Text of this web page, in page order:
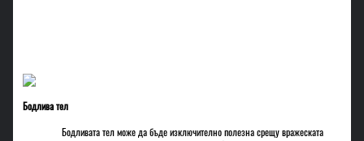
Бодлива тел
Бодливата тел може да бъде изключително полезна срещу вражеската